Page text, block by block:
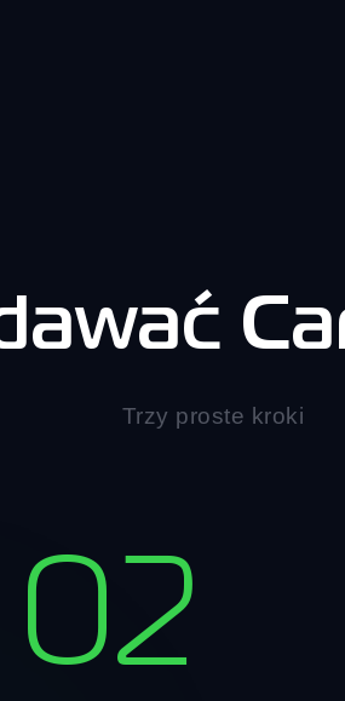
Trzy proste kroki
02